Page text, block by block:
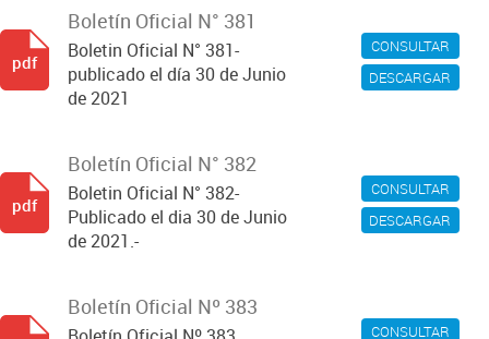
CONSULTAR
DESCARGAR
Boletín Oficial N° 381
Boletin Oficial N° 381-
publicado el día 30 de Junio
de 2021
pdf
CONSULTAR
DESCARGAR
Boletín Oficial N° 382
Boletin Oficial N° 382-
Publicado el dia 30 de Junio
de 2021.-
pdf
CONSULTAR
Boletín Oficial Nº 383